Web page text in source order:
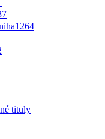
1264
tituly